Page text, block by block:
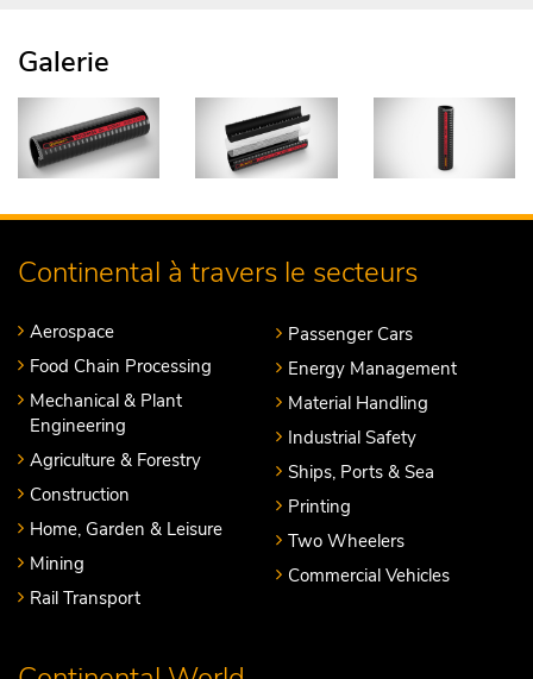
Galerie
Continental à travers le secteurs
Aerospace
Food Chain Processing
Mechanical & Plant
Engineering
Agriculture & Forestry
Construction
Home, Garden & Leisure
Mining
Rail Transport
Passenger Cars
Energy Management
Material Handling
Industrial Safety
Ships, Ports & Sea
Printing
Two Wheelers
Commercial Vehicles